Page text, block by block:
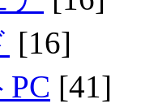
[16]
[41]